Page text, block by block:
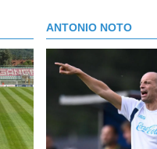
ANTONIO NOTO